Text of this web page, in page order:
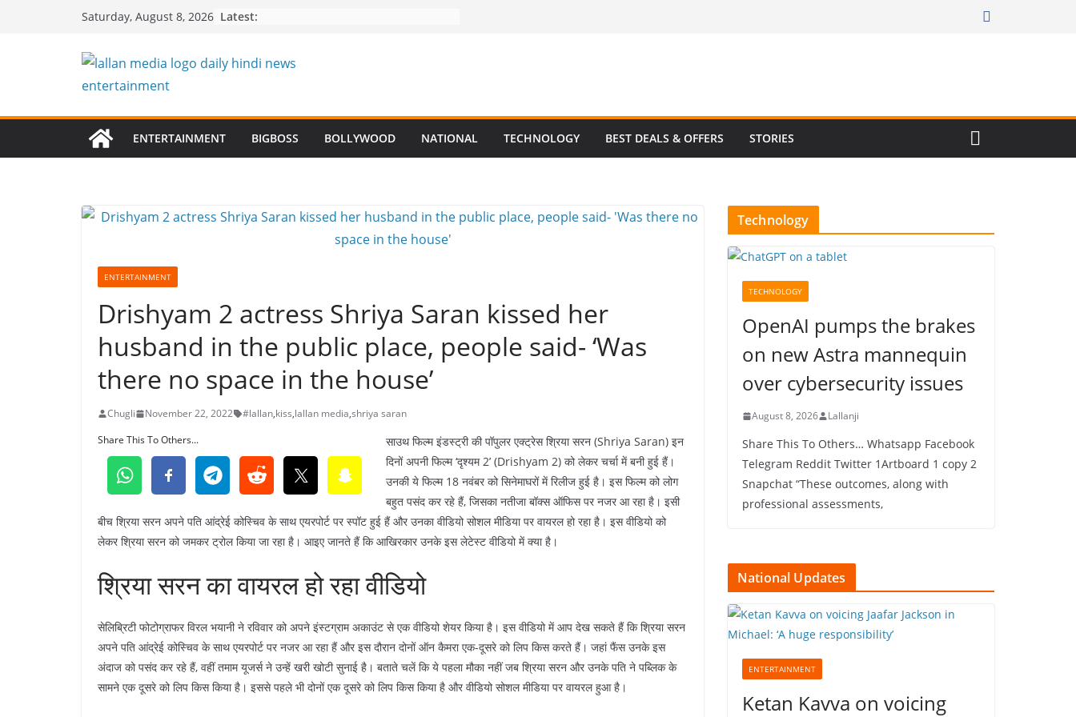
Saturday, August 8, 2026 Latest:
ENTERTAINMENT BIGBOSS BOLLYWOOD NATIONAL TECHNOLOGY BEST DEALS & OFFERS STORIES
ENTERTAINMENT
Drishyam 2 actress Shriya Saran kissed her
husband in the public place, people said- ‘Was
there no space in the house’
Chugli November 22, 2022 #lallan,kiss,lallan media,shriya saran
Share This To Others...
साउथ फिल्म इंडस्ट्री की पॉपुलर एक्ट्रेस श्रिया सरन (Shriya Saran) इन
दिनों अपनी फिल्म ‘दृश्यम 2’ (Drishyam 2) को लेकर चर्चा में बनी हुई हैं।
उनकी ये फिल्म 18 नवंबर को सिनेमाघरों में रिलीज हुई है। इस फिल्म को लोग
बहुत पसंद कर रहे हैं, जिसका नतीजा बॉक्स ऑफिस पर नजर आ रहा है। इसी
बीच श्रिया सरन अपने पति आंद्रेई कोस्चिव के साथ एयरपोर्ट पर स्पॉट हुई हैं और उनका वीडियो सोशल मीडिया पर वायरल हो रहा है। इस वीडियो को
लेकर श्रिया सरन को जमकर ट्रोल किया जा रहा है। आइए जानते हैं कि आखिरकार उनके इस लेटेस्ट वीडियो में क्या है।
श्रिया सरन का वायरल हो रहा वीडियो
सेलिब्रिटी फोटोग्राफर विरल भयानी ने रविवार को अपने इंस्टग्राम अकाउंट से एक वीडियो शेयर किया है। इस वीडियो में आप देख सकते हैं कि श्रिया सरन
अपने पति आंद्रेई कोस्चिव के साथ एयरपोर्ट पर नजर आ रहा हैं और इस दौरान दोनों ऑन कैमरा एक-दूसरे को लिप किस करते हैं। जहां फैंस उनके इस
अंदाज को पसंद कर रहे हैं, वहीं तमाम यूजर्स ने उन्हें खरी खोटी सुनाई है। बताते चलें कि ये पहला मौका नहीं जब श्रिया सरन और उनके पति ने पब्लिक के
सामने एक दूसरे को लिप किस किया है। इससे पहले भी दोनों एक दूसरे को लिप किस किया है और वीडियो सोशल मीडिया पर वायरल हुआ है।
Technology
TECHNOLOGY
OpenAI pumps the brakes
on new Astra mannequin
over cybersecurity issues
August 8, 2026 Lallanji
Share This To Others… Whatsapp Facebook
Telegram Reddit Twitter 1Artboard 1 copy 2
Snapchat “These outcomes, along with
professional assessments,
National Updates
ENTERTAINMENT
Ketan Kavva on voicing